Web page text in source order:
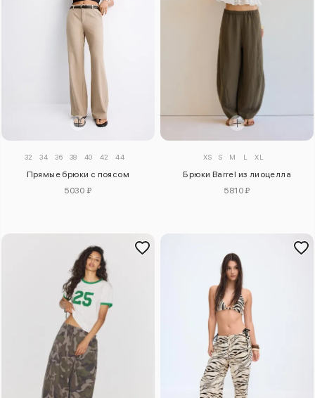
32 34 36 38 40 42 44
Прямые брюки с поясом
5030 ₽
XS S M L XL
Брюки Barrel из лиоцелла
5810 ₽